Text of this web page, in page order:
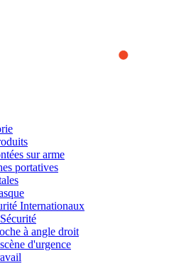
provide you the best experience
this website, you accept
how the website is used and
learn more or to find out how
access our
sur arme
portatives
Internationaux
à angle droit
d'urgence